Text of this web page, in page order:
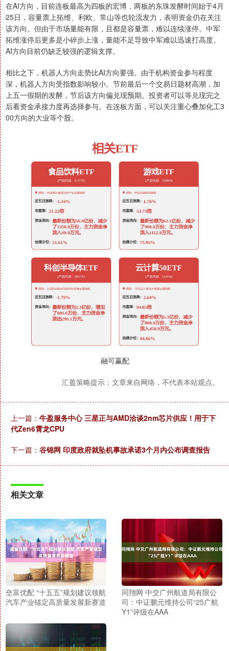
在AI方向，目前连板最高为四板的宏博，两板的东珠发酵时间始于4月
25日，容量票上拓维、利欧、常山等也轮流发力，表明资金仍在关注
该方向。但由于市场量能有限，且都是容量票，难以连续涨停。中军
拓维涨停后更多是小碎步上涨，量能不足导致中军难以迅速打高度。
AI方向目前仍缺乏较强的逻辑支撑。
相比之下，机器人方向走势比AI方向要强。由于机构资金参与程度
深，机器人方向受指数影响较小。节前最后一个交易日题材高潮，加
上五一假期的发酵，节后该方向偏兑现预期。投资者可以等兑现完之
后看资金承接力度再选择参与。在连板方面，可以关注重心叠加化工3
00方向的大业等个股。
融可赢配
汇盈策略提示：文章来自网络，不代表本站观点。
上一篇： 牛盈服务中心 三星正与AMD洽谈2nm芯片供应！用于下
代Zen6霄龙CPU
下一篇： 谷锦网 印度政府就坠机事故承诺3个月内公布调查报告
相关文章
垒富优配 “十五五”规划建议领航
汽车产业锚定高质量发展新赛道
同翔网 中交广州航道局有限公
司：中证鹏元维持公司“25广航
Y1”评级在AAA